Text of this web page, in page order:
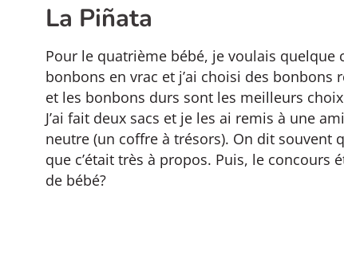
La Piñata
Pour le quatrième bébé, je voulais quelque
bonbons en vrac et j’ai choisi des
et les bonbons durs sont les meilleurs
J’ai fait deux sacs et je les ai remis à une
neutre (un coffre à trésors). On dit souvent
que c’était très à propos. Puis, le
de bébé?